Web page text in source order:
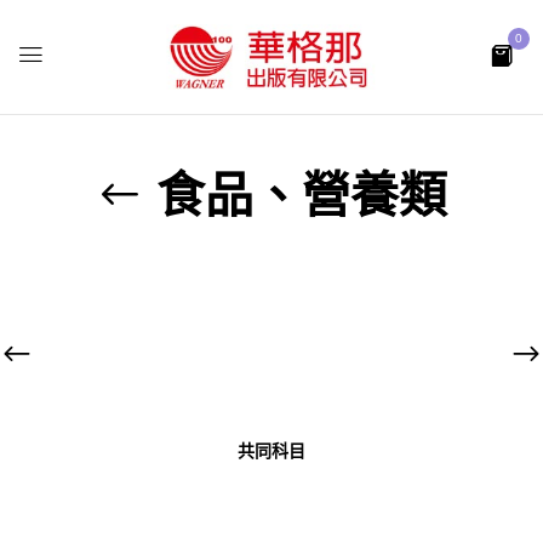
0
食品、營養類
共同科目